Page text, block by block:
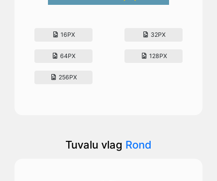
16PX 32PX
64PX 128PX
256PX
Tuvalu vlag Rond